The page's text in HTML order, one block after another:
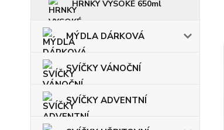
HRNKY VYSOKÉ 650ml
MÝDLA DÁRKOVÁ
SVÍČKY VÁNOČNÍ
SVÍČKY ADVENTNÍ